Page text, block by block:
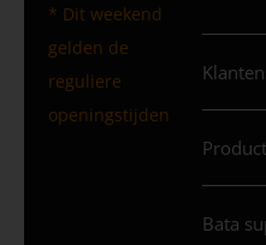
* Dit weekend
gelden de
reguliere
openingstijden
Bata